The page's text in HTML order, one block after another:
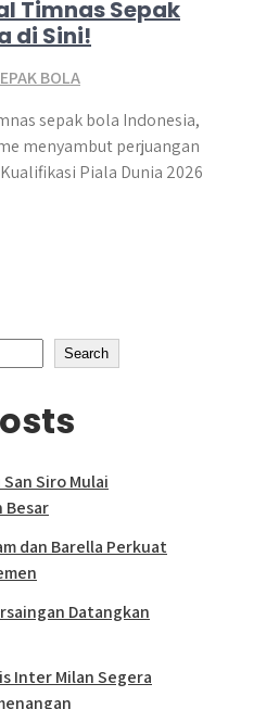
Timnas Sepak
di Sini!
BOLA
sepak bola Indonesia,
menyambut perjuangan
Piala Dunia 2026
Search
Siro Mulai
Besar
dan Barella Perkuat
Datangkan
Inter Milan Segera